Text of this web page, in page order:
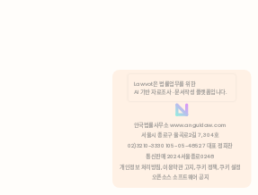
분석 쿠키 허용
Lawvot은 법률업무를 위한
AI 기반 자료조사 · 문서작성 플랫폼입니다.
안국법률사무소 www.anguklaw.com
서울시 종로구 율곡로2길 7, 304호
02)3210-3330 105-05-48527 대표 정희찬
통신판매 2024서울종로0248
개인정보 처리방침, 이용약관 고지, 쿠키 정책, 쿠키 설정
오픈소스 소프트웨어 공지